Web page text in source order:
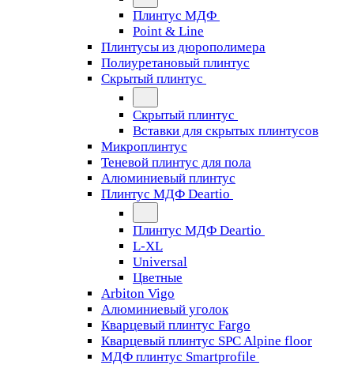
Плинтус МДФ
Point & Line
Плинтусы из дюрополимера
Полиуретановый плинтус
Скрытый плинтус
Скрытый плинтус
Вставки для скрытых плинтусов
Микроплинтус
Теневой плинтус для пола
Алюминиевый плинтус
Плинтус МДФ Deartio
Плинтус МДФ Deartio
L-XL
Universal
Цветные
Arbiton Vigo
Алюминиевый уголок
Кварцевый плинтус Fargo
Кварцевый плинтус SPC Alpine floor
МДФ плинтус Smartprofile